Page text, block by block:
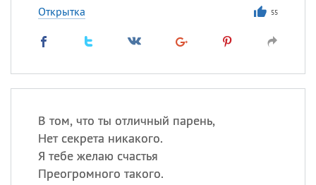
Открытка 55
В том, что ты отличный парень,
Нет секрета никакого.
Я тебе желаю счастья
Преогромного такого.